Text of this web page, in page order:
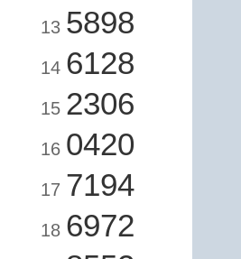
13 5898
14 6128
15 2306
16 0420
17 7194
18 6972